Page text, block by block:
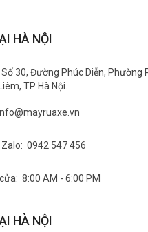
HÀ NỘI
Số 30, Đường Phúc Diễn, Phường
TP Hà Nội.
0942 547 456
8:00 AM - 6:00 PM
HÀ NỘI